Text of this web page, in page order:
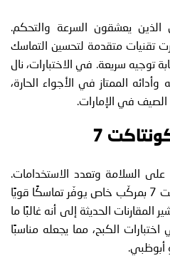
الذين يعشقون السرعة والتحكم.
تقنيات متقدمة لتحسين التماسك
توجيه سريعة. في الاختبارات، نال
الممتاز في الأجواء الحارة،
الصيف في الإمارات.
7
السلامة وتعدد الاستخدامات.
سبورت كونتاكت 7 بمركّب خاص يوفّر تماسكًا قويًا
المقارنات الحديثة إلى أنه غالبًا ما
الكبح، مما يجعله مناسبًا
أبوظبي.